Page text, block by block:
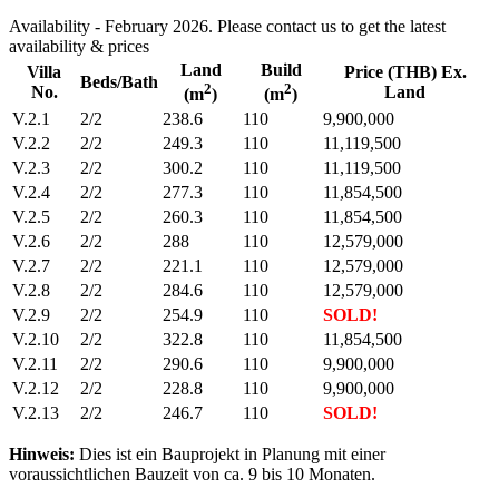
Availability - February 2026. Please contact us to get the latest
availability & prices
Villa
No.
Beds/Bath
Land
(m2)
Build
(m2)
Price (THB) Ex.
Land
V.2.1
2/2 238.6 110
9,900,000
V.2.2
2/2 249.3 110
11,119,500
V.2.3
2/2 300.2 110
11,119,500
V.2.4
2/2 277.3 110
11,854,500
V.2.5
2/2 260.3 110
11,854,500
V.2.6
2/2 288 110
12,579,000
V.2.7
2/2 221.1 110
12,579,000
V.2.8
2/2 284.6 110
12,579,000
V.2.9
2/2 254.9 110
SOLD!
V.2.10
2/2 322.8 110
11,854,500
V.2.11
2/2 290.6 110
9,900,000
V.2.12
2/2 228.8 110
9,900,000
V.2.13
2/2 246.7 110 SOLD!
Hinweis: Dies ist ein Bauprojekt in Planung mit einer
voraussichtlichen Bauzeit von ca. 9 bis 10 Monaten.